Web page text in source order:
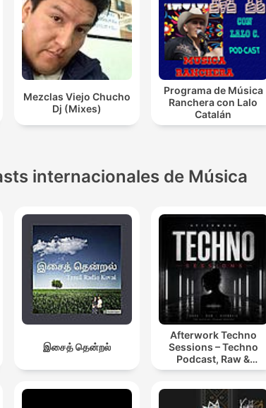
Mezclas Viejo Chucho
Dj (Mixes)
Programa de Música
Ranchera con Lalo
Catalán
internacionales de Música
இசைத் தென்றல்
Afterwork Techno
Sessions – Techno
Podcast, Raw &
Hypnotic Techno